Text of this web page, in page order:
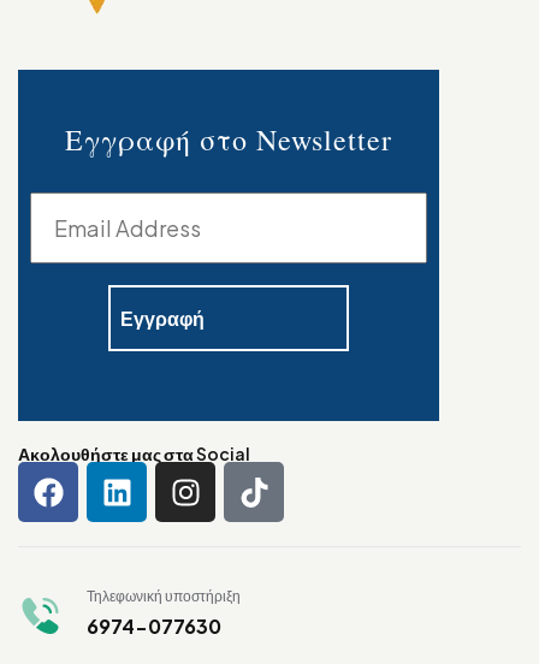
Εγγραφή στο Newsletter
Ακολουθήστε μας στα Social
Τηλεφωνική υποστήριξη
6974-077630